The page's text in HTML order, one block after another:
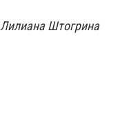
Лилиана Штогрина